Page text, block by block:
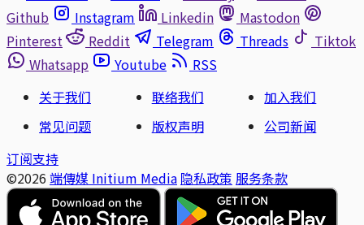
Github
Instagram Linkedin
Mastodon
Pinterest
Reddit Telegram Threads
Tiktok
Whatsapp
Youtube
RSS
关于我们
联络我们
加入我们
常见问题
版权声明
公司新闻
订阅支持
©2026 端傳媒 Initium Media 隐私政策 服务条款